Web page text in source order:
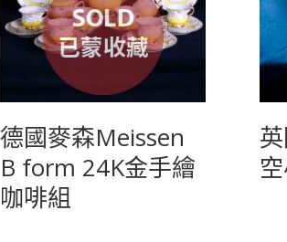
德國麥森Meissen
B form 24K金手繪
咖啡組